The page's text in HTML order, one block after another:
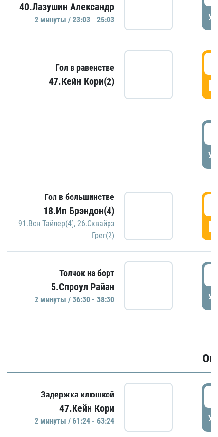
40.Лазушин Александр
2 минуты / 23:03 - 25:03
Гол в равенстве
47.Кейн Кори(2)
Гол в большинстве
18.Ип Брэндон(4)
91.Вон Тайлер(4), 26.Сквайрз
Грег(2)
Толчок на борт
5.Спроул Райан
2 минуты / 36:30 - 38:30
Задержка клюшкой
47.Кейн Кори
2 минуты / 61:24 - 63:24